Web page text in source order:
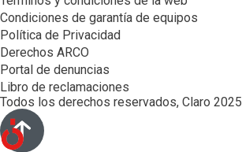
Condiciones de garantía de equipos
Política de Privacidad
Derechos ARCO
Portal de denuncias
Libro de reclamaciones
Todos los derechos reservados, Claro 2025